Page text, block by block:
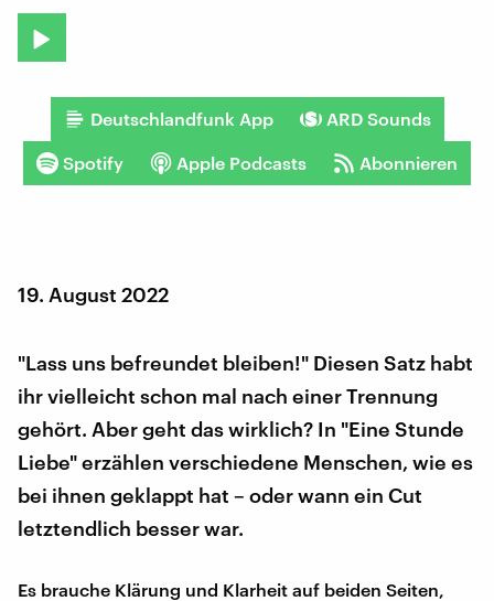
Deutschlandfunk App ARD Sounds
Spotify Apple Podcasts Abonnieren
19. August 2022
"Lass uns befreundet bleiben!" Diesen Satz habt
ihr vielleicht schon mal nach einer Trennung
gehört. Aber geht das wirklich? In "Eine Stunde
Liebe" erzählen verschiedene Menschen, wie es
bei ihnen geklappt hat – oder wann ein Cut
letztendlich besser war.
Es brauche Klärung und Klarheit auf beiden Seiten,